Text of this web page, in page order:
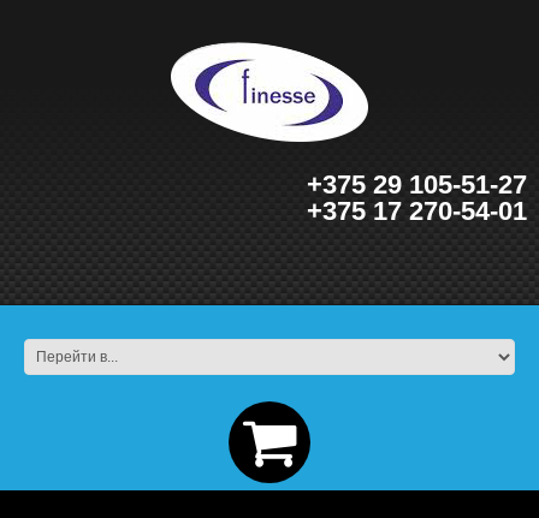
+375 29 105-51-27
+375 17 270-54-01